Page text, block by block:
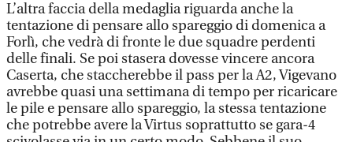
L’altra faccia della medaglia riguarda anche la
tentazione di pensare allo spareggio di domenica a
Forlì, che vedrà di fronte le due squadre perdenti
delle finali. Se poi stasera dovesse vincere ancora
Caserta, che staccherebbe il pass per la A2, Vigevano
avrebbe quasi una settimana di tempo per ricaricare
le pile e pensare allo spareggio, la stessa tentazione
che potrebbe avere la Virtus soprattutto se gara-4